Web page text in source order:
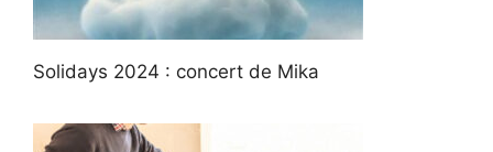
Solidays 2024 : concert de Mika